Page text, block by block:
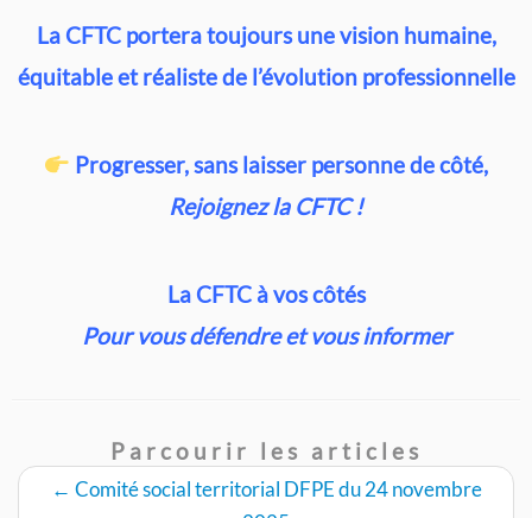
La CFTC portera toujours une vision humaine,
équitable et réaliste de l’évolution professionnelle
Progresser, sans laisser personne de côté,
Rejoignez la CFTC !
La CFTC à vos côtés
Pour vous défendre et vous informer
Parcourir les articles
← Comité social territorial DFPE du 24 novembre